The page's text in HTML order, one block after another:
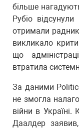
більше
Рубіо
отримали
викликало
що
втратила
За даними
не змогла
війни в
Даалдер